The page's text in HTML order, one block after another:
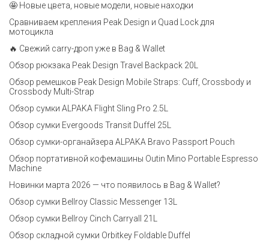
🤩 Новые цвета, новые модели, новые находки
Сравниваем крепления Peak Design и Quad Lock для
мотоцикла
🔥 Свежий carry-дроп уже в Bag & Wallet
Обзор рюкзака Peak Design Travel Backpack 20L
Обзор ремешков Peak Design Mobile Straps: Cuff, Crossbody и
Crossbody Multi-Strap
Обзор сумки ALPAKA Flight Sling Pro 2.5L
Обзор сумки Evergoods Transit Duffel 25L
Обзор сумки-органайзера ALPAKA Bravo Passport Pouch
Обзор портативной кофемашины Outin Mino Portable Espresso
Machine
Новинки марта 2026 — что появилось в Bag & Wallet?
Обзор сумки Bellroy Classic Messenger 13L
Обзор сумки Bellroy Cinch Carryall 21L
Обзор складной сумки Orbitkey Foldable Duffel